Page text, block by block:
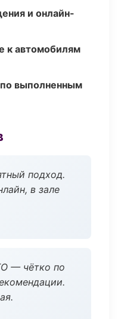
и онлайн-
к автомобилям
выполненным
подход.
в зале
— чётко по